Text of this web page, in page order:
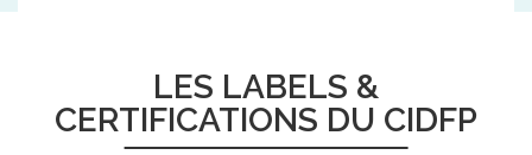
LES LABELS &
CERTIFICATIONS DU CIDFP